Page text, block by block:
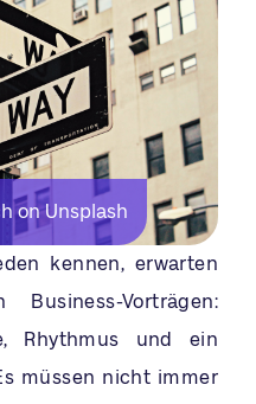
on Unsplash
kennen, erwarten
Vorträgen:
Rhythmus und ein
müssen nicht immer